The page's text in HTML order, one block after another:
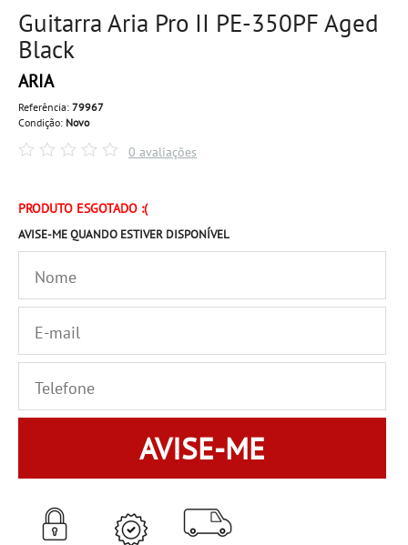
Guitarra Aria Pro II PE-350PF Aged
Black
ARIA
Referência: 79967
Condição: Novo
0 avaliações
PRODUTO ESGOTADO :(
AVISE-ME QUANDO ESTIVER DISPONÍVEL
AVISE-ME